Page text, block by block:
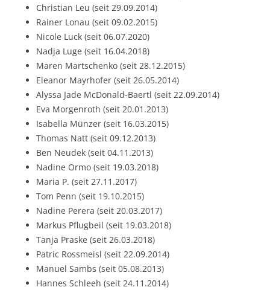
Christian Leu (seit 29.09.2014)
Rainer Lonau (seit 09.02.2015)
Nicole Luck (seit 06.07.2020)
Nadja Luge (seit 16.04.2018)
Maren Martschenko (seit 28.12.2015)
Eleanor Mayrhofer (seit 26.05.2014)
Alyssa Jade McDonald-Baertl (seit 22.09.2014)
Eva Morgenroth (seit 20.01.2013)
Isabella Münzer (seit 16.03.2015)
Thomas Natt (seit 09.12.2013)
Ben Neudek (seit 04.11.2013)
Nadine Ormo (seit 19.03.2018)
Maria P. (seit 27.11.2017)
Tom Penn (seit 19.10.2015)
Nadine Perera (seit 20.03.2017)
Markus Pflugbeil (seit 19.03.2018)
Tanja Praske (seit 26.03.2018)
Patric Rossmeisl (seit 22.09.2014)
Manuel Sambs (seit 05.08.2013)
Hannes Schleeh (seit 24.11.2014)